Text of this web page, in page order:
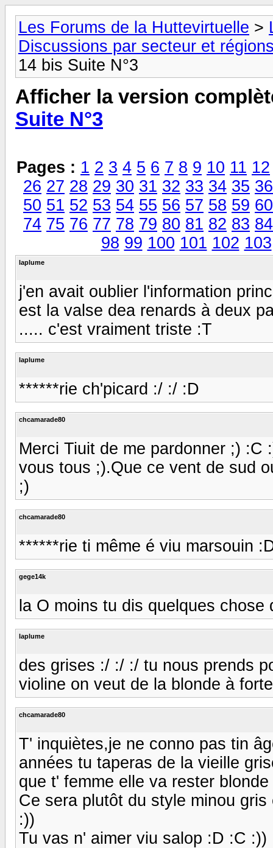
Les Forums de la Huttevirtuelle >
Discussions par secteur et
14 bis Suite N°3
Afficher la version
Suite N°3
Pages : 1 2 3 4 5 6 7 8 9 10 11 12
26 27 28 29 30 31 32 33 34 35 36
50 51 52 53 54 55 56 57 58 59 60
74 75 76 77 78 79 80 81 82 83 84
98 99 100 101 102 103
laplume
j'en avait oublier l'information
est la valse dea renards à deux
..... c'est vraiment triste :T
laplume
******rie ch'picard :/ :/ :D
chcamarade80
Merci Tiuit de me pardonner ;)
vous tous ;).Que ce vent de sud
;)
chcamarade80
******rie ti même é viu marsouin
gege14k
la O moins tu dis quelques chose
laplume
des grises :/ :/ :/ tu nous prends
violine on veut de la blonde à
chcamarade80
T' inquiètes,je ne conno pas tin
années tu taperas de la vieille
que t' femme elle va rester
Ce sera plutôt du style minou
:))
Tu vas n' aimer viu salop :D :C :))